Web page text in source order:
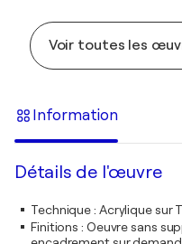
Voir toutes les
Information
Détails de l'œuvre
Technique: Acrylique sur
Finitions : Oeuvre sans